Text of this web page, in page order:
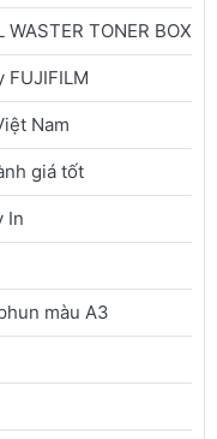
TONER BOX
FUJIFILM
Nam
giá tốt
In
màu A3